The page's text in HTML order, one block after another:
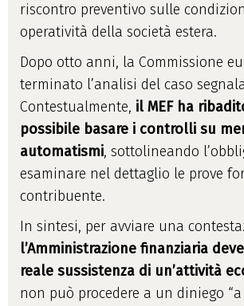
riscontro preventivo sulle
operatività della società estera.
Dopo otto anni, la Commissione
terminato l’analisi del caso
Contestualmente, il MEF ha
possibile basare i controlli su
automatismi, sottolineando
esaminare nel dettaglio le prove
contribuente.
In sintesi, per avviare una
l’Amministrazione finanziaria
reale sussistenza di un’attività
non può procedere a un diniego “a